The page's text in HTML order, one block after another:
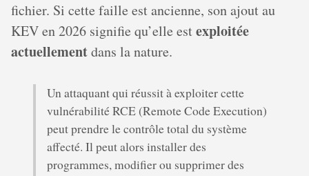
fichier. Si cette faille est ancienne, son ajout au
KEV en 2026 signifie qu’elle estexploitée
actuellementdans la nature.
Un attaquant qui réussit à exploiter cette
vulnérabilité RCE (Remote Code Execution)
peut prendre le contrôle total du système
affecté. Il peut alors installer des
programmes, modifier ou supprimer des